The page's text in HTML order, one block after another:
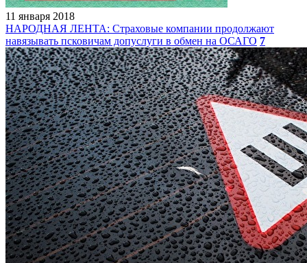
11 января 2018
НАРОДНАЯ ЛЕНТА: Страховые компании продолжают
навязывать псковичам допуслуги в обмен на ОСАГО 7